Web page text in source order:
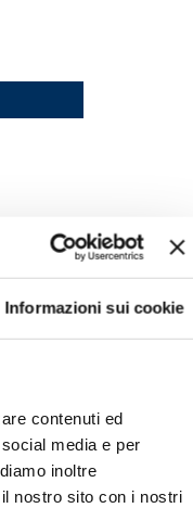
Informazioni sui cookie
contenuti ed
media e per
inoltre
nostro sito con i nostri